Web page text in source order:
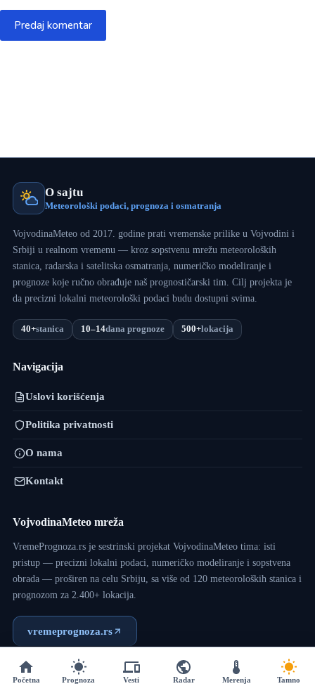
Predaj komentar
O sajtu
Meteorološki podaci, prognoza i osmatranja
VojvodinaMeteo od 2017. godine prati vremenske prilike u Vojvodini i
Srbiji u realnom vremenu — kroz sopstvenu mrežu meteoroloških
stanica, radarska i satelitska osmatranja, numeričko modeliranje i
prognoze koje ručno obrađuje naš prognostičarski tim. Cilj projekta je
da precizni lokalni meteorološki podaci budu dostupni svima.
40+stanica 10–14dana prognoze 500+lokacija
Navigacija
Uslovi korišćenja
Politika privatnosti
O nama
Kontakt
VojvodinaMeteo mreža
VremePrognoza.rs je sestrinski projekat VojvodinaMeteo tima: isti
pristup — precizni lokalni podaci, numeričko modeliranje i sopstvena
obrada — proširen na celu Srbiju, sa više od 120 meteoroloških stanica i
prognozom za 2.400+ lokacija.
vremeprognoza.rs
Početna Prognoza Vesti Radar Merenja Tamno